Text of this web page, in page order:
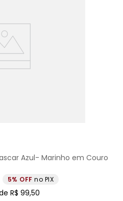
Azul- Marinho em Couro
5% no PIX
R$ 99,50